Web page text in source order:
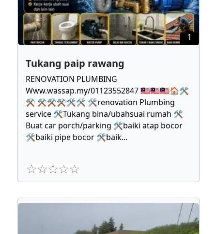
1
Tukang paip rawang
RENOVATION PLUMBING
Www.wassap.my/01123552847 🇲🇾🇲🇾🇲🇾🏠🛠
⚒ ⚒⚒⚒🛠🛠 🛠renovation Plumbing
service 🛠Tukang bina/ubahsuai rumah 🛠
Buat car porch/parking 🛠baiki atap bocor
🛠baiki pipe bocor 🛠baik...